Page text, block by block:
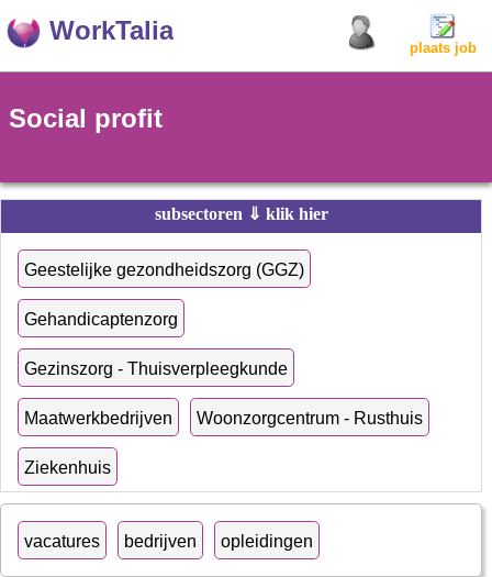
WorkTalia
plaats job
Social profit
subsectoren ⇓ klik hier
Geestelijke gezondheidszorg (GGZ)
Gehandicaptenzorg
Gezinszorg - Thuisverpleegkunde
Maatwerkbedrijven Woonzorgcentrum - Rusthuis
Ziekenhuis
vacatures bedrijven opleidingen